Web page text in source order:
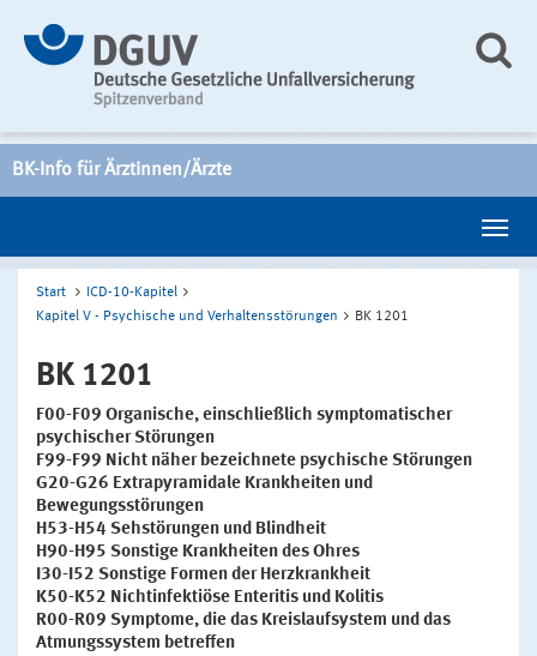
BK-Info für Ärztinnen/Ärzte
Start
ICD-10-Kapitel
Kapitel V - Psychische und Verhaltensstörungen
BK 1201
BK 1201
F00-F09 Organische, einschließlich symptomatischer
psychischer Störungen
F99-F99 Nicht näher bezeichnete psychische Störungen
G20-G26 Extrapyramidale Krankheiten und
Bewegungsstörungen
H53-H54 Sehstörungen und Blindheit
H90-H95 Sonstige Krankheiten des Ohres
I30-I52 Sonstige Formen der Herzkrankheit
K50-K52 Nichtinfektiöse Enteritis und Kolitis
R00-R09 Symptome, die das Kreislaufsystem und das
Atmungssystem betreffen